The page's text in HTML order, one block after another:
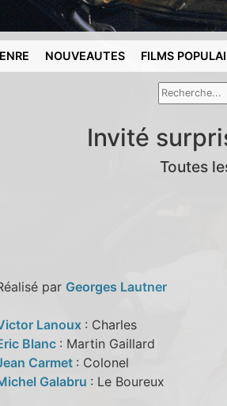
NOUVEAUTES FILMS
Invité
Toutes
par Georges Lautner
Lanoux : Charles
Blanc : Martin Gaillard
Carmet : Colonel
Galabru : Le Boureux